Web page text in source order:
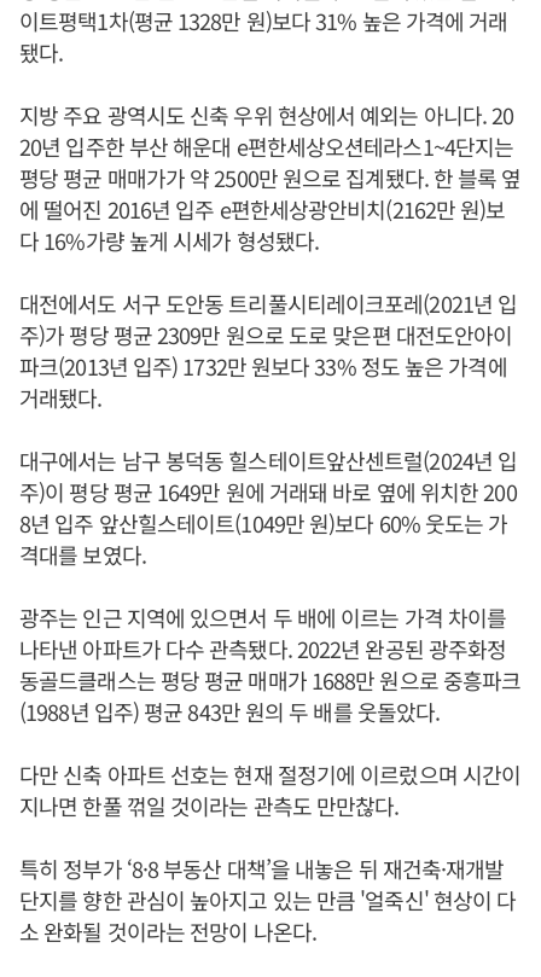
이트평택1차(평균 1328만 원)보다 31% 높은 가격에 거래
됐다.
지방 주요 광역시도 신축 우위 현상에서 예외는 아니다. 20
20년 입주한 부산 해운대 e편한세상오션테라스1~4단지는
평당 평균 매매가가 약 2500만 원으로 집계됐다. 한 블록 옆
에 떨어진 2016년 입주 e편한세상광안비치(2162만 원)보
다 16%가량 높게 시세가 형성됐다.
대전에서도 서구 도안동 트리풀시티레이크포레(2021년 입
주)가 평당 평균 2309만 원으로 도로 맞은편 대전도안아이
파크(2013년 입주) 1732만 원보다 33% 정도 높은 가격에
거래됐다.
대구에서는 남구 봉덕동 힐스테이트앞산센트럴(2024년 입
주)이 평당 평균 1649만 원에 거래돼 바로 옆에 위치한 200
8년 입주 앞산힐스테이트(1049만 원)보다 60% 웃도는 가
격대를 보였다.
광주는 인근 지역에 있으면서 두 배에 이르는 가격 차이를
나타낸 아파트가 다수 관측됐다. 2022년 완공된 광주화정
동골드클래스는 평당 평균 매매가 1688만 원으로 중흥파크
(1988년 입주) 평균 843만 원의 두 배를 웃돌았다.
다만 신축 아파트 선호는 현재 절정기에 이르렀으며 시간이
지나면 한풀 꺾일 것이라는 관측도 만만찮다.
특히 정부가 ‘8·8 부동산 대책’을 내놓은 뒤 재건축·재개발
단지를 향한 관심이 높아지고 있는 만큼 '얼죽신' 현상이 다
소 완화될 것이라는 전망이 나온다.